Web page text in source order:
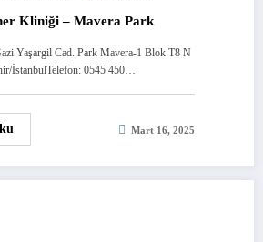
Kliniği – Mavera Park
Yaşargil Cad. Park Mavera-1 Blok T8 N
İstanbulTelefon: 0545 450…
Mart 16, 2025